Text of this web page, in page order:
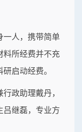
一人，携带简单
料所经费并不充
启动经费。
政助理戴丹，
吕继磊，专业方